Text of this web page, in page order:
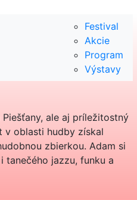
Festival
Akcie
Program
Výstavy
ale aj príležitostný
v oblasti hudby získal
zbierkou. Adam si
jazzu, funku a